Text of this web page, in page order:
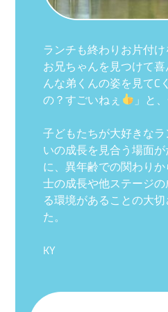
ランチも終わりお片付
お兄ちゃんを見つけて
んな弟くんの姿を見てC
の？すごいねぇ
」と
子どもたちが大好きな
いの成長を見合う場面
に、異年齢での関わり
士の成長や他ステージ
る環境があることの大
た。
KY